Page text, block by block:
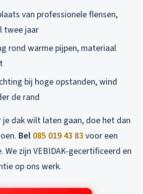
van professionele flensen,
twee jaar
rond warme pijpen, materiaal
bij hoge opstanden, wind
de rand
je dak wilt laten gaan, doe het dan
Bel 085 019 43 83 voor een
zijn VEBIDAK-gecertificeerd en
op ons werk.